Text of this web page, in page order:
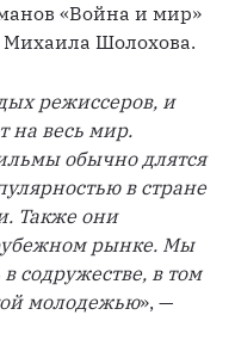
«Война и мир»
Михаила Шолохова.
режиссеров, и
на весь мир.
обычно длятся
в стране
Также они
рынке. Мы
содружестве, в том
молодежью», —